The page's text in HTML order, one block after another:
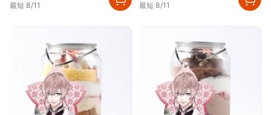
最短 8/11 最短 8/11